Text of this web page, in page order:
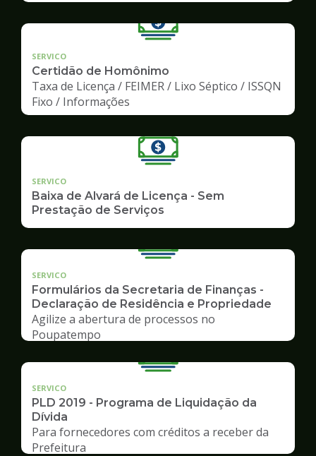
SERVICO
Certidão de Homônimo
Taxa de Licença / FEIMER / Lixo Séptico / ISSQN
Fixo / Informações
SERVICO
Baixa de Alvará de Licença - Sem
Prestação de Serviços
SERVICO
Formulários da Secretaria de Finanças -
Declaração de Residência e Propriedade
Agilize a abertura de processos no
Poupatempo
SERVICO
PLD 2019 - Programa de Liquidação da
Dívida
Para fornecedores com créditos a receber da
Prefeitura